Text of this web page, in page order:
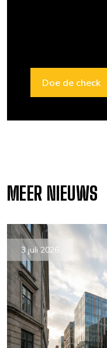
Doe de check
MEER NIEUWS
3 juli 2026